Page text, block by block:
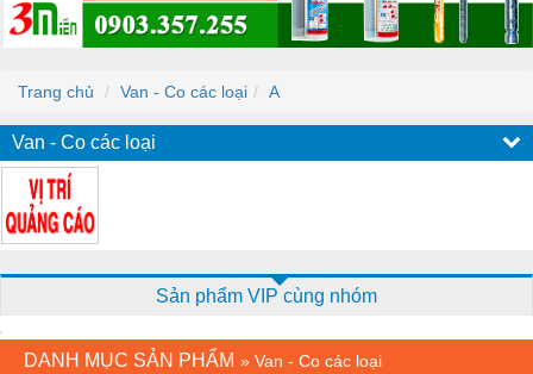
Trang chủ Van - Co các loại A
Van - Co các loại
Sản phẩm VIP cùng nhóm
DANH MỤC SẢN PHẨM » Van - Co các loại